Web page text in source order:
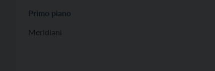
Primo piano
Meridiani